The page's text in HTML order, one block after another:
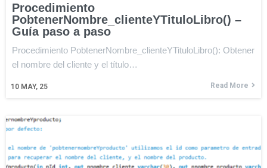
Procedimiento
PobtenerNombre_clienteYTituloLibro() –
Guía paso a paso
10 MAY, 25
Procedimiento PobtenerNombre_clienteYTituloLibro(): Obtener
el nombre del cliente y el título…
Read More